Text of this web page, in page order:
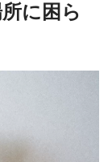
に困ら